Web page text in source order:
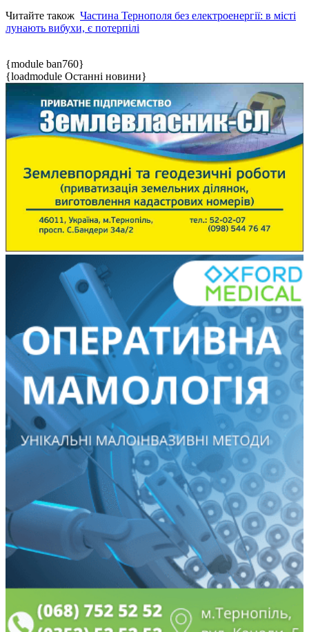
Читайте також Частина Тернополя без електроенергії: в місті
лунають вибухи, є потерпілі
{module ban760}
{loadmodule Останні новини}